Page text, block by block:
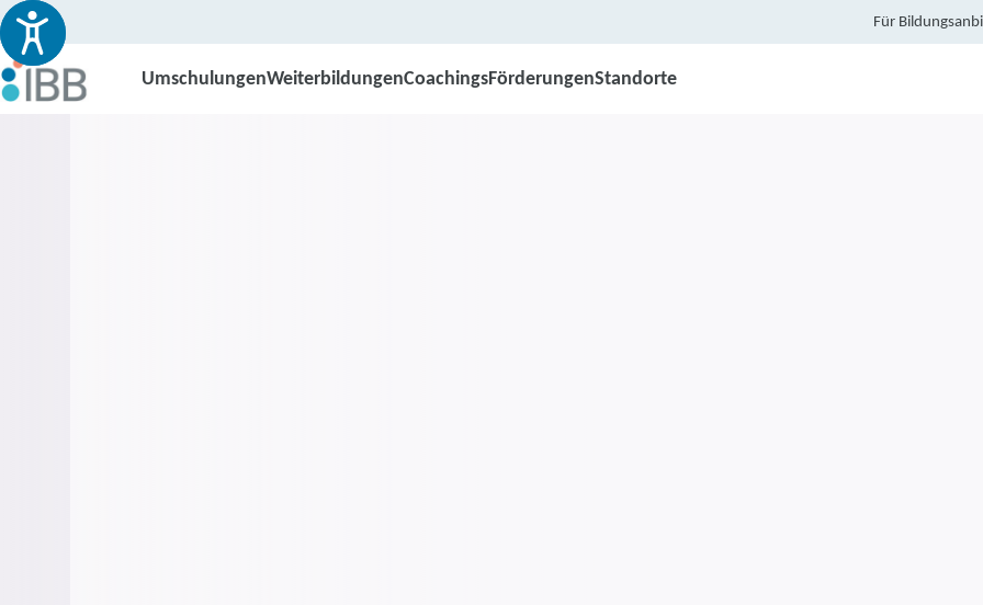
Für
UmschulungenWeiterbildungenCoachingsFörderungenStandorte